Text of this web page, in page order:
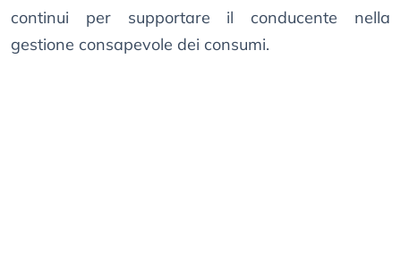
continui per supportare il conducente nella
gestione consapevole dei consumi.